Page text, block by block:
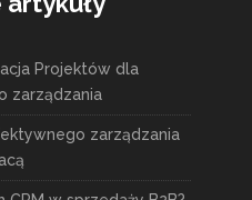
Projektów dla
zarządzania
zarządzania